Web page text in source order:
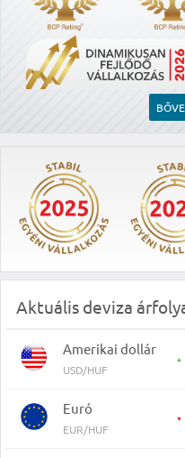
Aktuális deviza
Amerikai dollár
USD/HUF
▲
Euró
EUR/HUF
▼